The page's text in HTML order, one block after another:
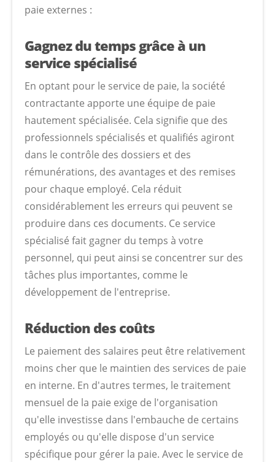
paie externes :
Gagnez du temps grâce à un
service spécialisé
En optant pour le service de paie, la société
contractante apporte une équipe de paie
hautement spécialisée. Cela signifie que des
professionnels spécialisés et qualifiés agiront
dans le contrôle des dossiers et des
rémunérations, des avantages et des remises
pour chaque employé. Cela réduit
considérablement les erreurs qui peuvent se
produire dans ces documents. Ce service
spécialisé fait gagner du temps à votre
personnel, qui peut ainsi se concentrer sur des
tâches plus importantes, comme le
développement de l'entreprise.
Réduction des coûts
Le paiement des salaires peut être relativement
moins cher que le maintien des services de paie
en interne. En d'autres termes, le traitement
mensuel de la paie exige de l'organisation
qu'elle investisse dans l'embauche de certains
employés ou qu'elle dispose d'un service
spécifique pour gérer la paie. Avec le service de